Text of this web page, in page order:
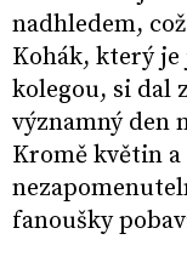
nadhledem,
Kohák, který
kolegou, si dal
významný den
Kromě květin
fanoušky